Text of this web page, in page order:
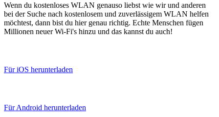
Wenn du kostenloses WLAN genauso liebst wie wir und anderen
bei der Suche nach kostenlosem und zuverlässigem WLAN helfen
möchtest, dann bist du hier genau richtig. Echte Menschen fügen
Millionen neuer Wi-Fi's hinzu und das kannst du auch!
Für iOS herunterladen
Für Android herunterladen